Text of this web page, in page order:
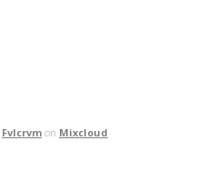
Fvlcrvm on Mixcloud